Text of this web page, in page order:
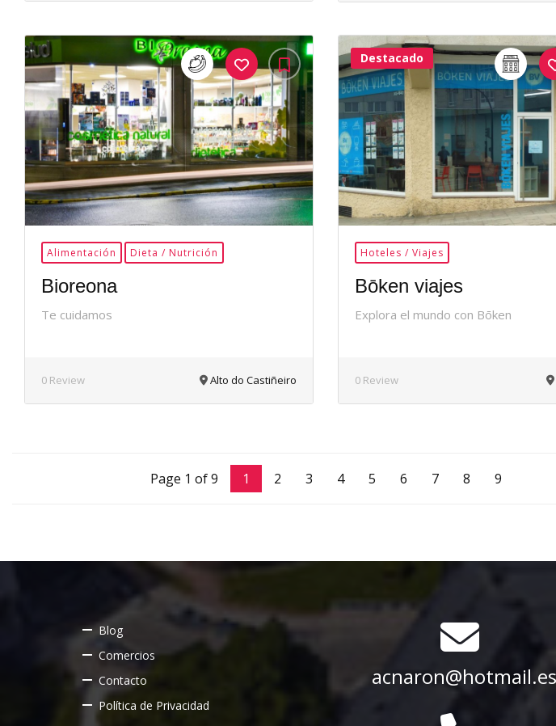
35Me
Gusta
Alimentación Dieta / Nutrición
Bioreona
Te cuidamos
0 Review Alto do Castiñeiro
Destacado
Hoteles / Viajes
Bōken viajes
Explora el mundo con Bōken
0 Review
Page 1 of 9 1 2 3 4 5 6 7 8 9
Blog
Comercios
Contacto
Política de Privacidad
acnaron@hotmail.es